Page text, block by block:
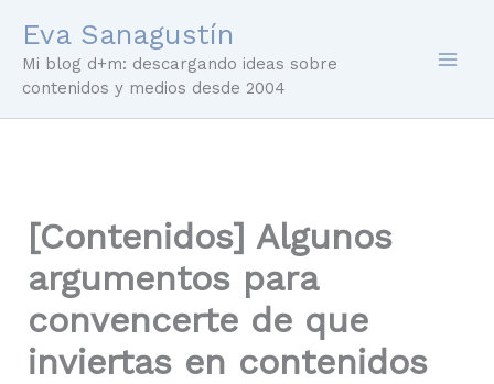
contenido
Eva Sanagustín
Mi blog d+m: descargando ideas sobre
contenidos y medios desde 2004
[Contenidos] Algunos
argumentos para
convencerte de que
inviertas en contenidos